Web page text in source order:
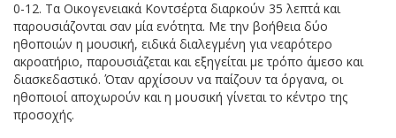
0-12. Τα Οικογενειακά Κοντσέρτα διαρκούν 35 λεπτά και
παρουσιάζονται σαν μία ενότητα. Με την βοήθεια δύο
ηθοποιών η μουσική, ειδικά διαλεγμένη για νεαρότερο
ακροατήριο, παρουσιάζεται και εξηγείται με τρόπο άμεσο και
διασκεδαστικό. Όταν αρχίσουν να παίζουν τα όργανα, οι
ηθοποιοί αποχωρούν και η μουσική γίνεται το κέντρο της
προσοχής.